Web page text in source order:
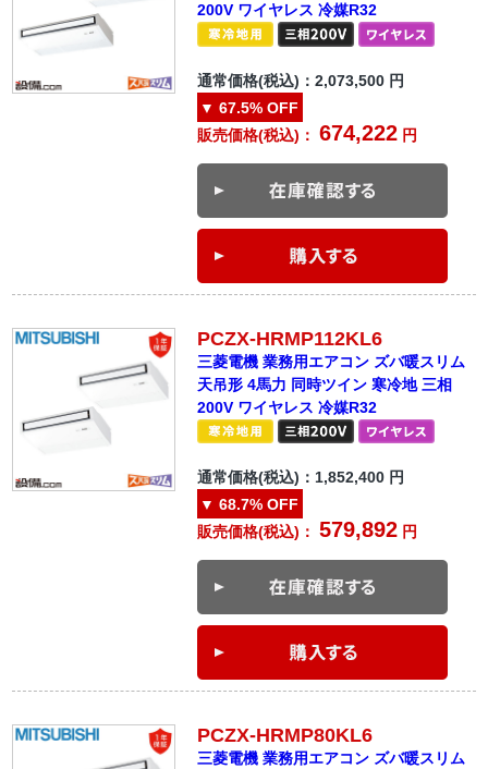
200V ワイヤレス 冷媒R32
通常価格(税込)：2,073,500 円
▼ 67.5% OFF
販売価格(税込)：674,222 円
PCZX-HRMP112KL6
三菱電機 業務用エアコン ズバ暖スリム
天吊形 4馬力 同時ツイン 寒冷地 三相
200V ワイヤレス 冷媒R32
通常価格(税込)： 1,852,400 円
▼ 68.7% OFF
販売価格(税込)：579,892 円
PCZX-HRMP80KL6
三菱電機 業務用エアコン ズバ暖スリム